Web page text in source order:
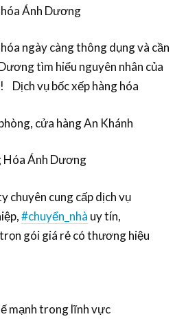
Ánh Dương
ngày càng thông dụng và cần
tìm hiểu nguyên nhân của
Dịch vụ bốc xếp hàng hóa
cửa hàng An Khánh
Hóa Ánh Dương
chuyên cung cấp dịch vụ
#chuyển_nhà uy tín,
trọn gói giá rẻ có thương hiệu
mạnh trong lĩnh vực